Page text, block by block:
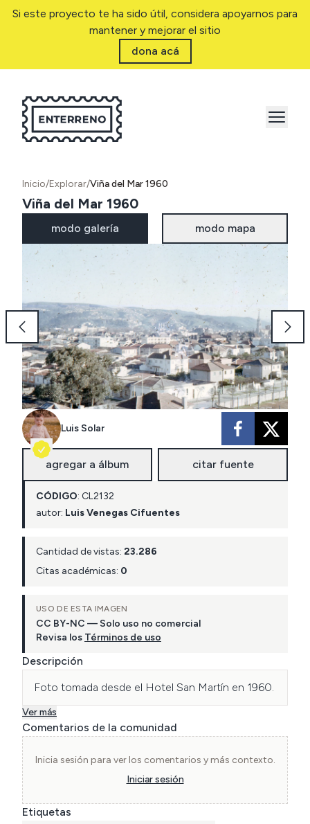
Si este proyecto te ha sido útil, considera apoyarnos para
mantener y mejorar el sitio
dona acá
Inicio/Explorar/Viña del Mar 1960
Viña del Mar 1960
modo galería modo mapa
Luis Solar
agregar a álbum citar fuente
CÓDIGO: CL2132
autor: Luis Venegas Cifuentes
Cantidad de vistas: 23.286
Citas académicas: 0
USO DE ESTA IMAGEN
CC BY-NC — Solo uso no comercial
Revisa los Términos de uso
Descripción
Foto tomada desde el Hotel San Martín en 1960.
Ver más
Comentarios de la comunidad
Inicia sesión para ver los comentarios y más contexto.
Iniciar sesión
Etiquetas